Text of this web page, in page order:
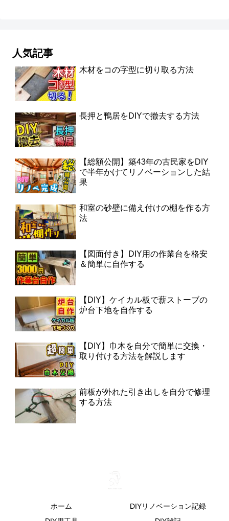
人気記事
木材をコの字型に切り取る方法
長押と鴨居をDIYで撤去する方法
【総額公開】築43年の古民家をDIY
で半年かけてリノベーションした結
果
和室の砂壁に備え付けの棚を作る方
法
【図面付き】DIY用の作業台を格安
＆簡単に自作する
【DIY】ケイカル板で薪ストーブの
炉台下地を自作する
【DIY】巾木を自分で簡単に交換・
取り付ける方法を解説します
前板が外れた引き出しを自分で修理
する方法
ホーム
DIYリノベーション記録